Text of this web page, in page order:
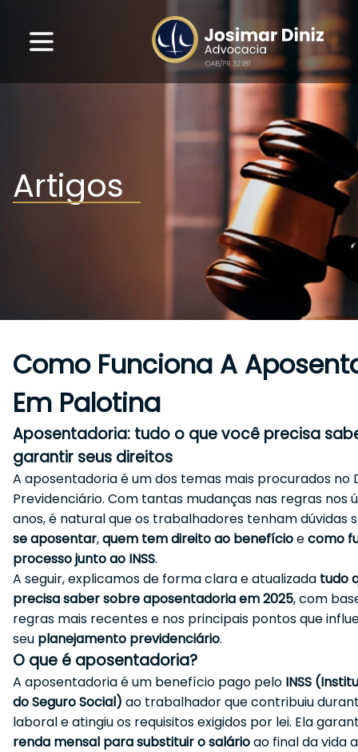
Artigos
Como Funciona A
Em Palotina
Aposentadoria: tudo o que você precisa
garantir seus direitos
A aposentadoria é um dos temas mais procurados no
Previdenciário. Com tantas mudanças nas regras nos
anos, é natural que os trabalhadores tenham dúvidas
se aposentar,quem tem direito ao benefícioecomo
processo junto ao INSS.
A seguir, explicamos de forma clara e atualizada tudo
precisa saber sobre aposentadoria em 2025, com
regras mais recentes e nos principais pontos que
seu planejamento previdenciário.
O que é aposentadoria?
A aposentadoria é um benefício pago pelo INSS
do Seguro Social) ao trabalhador que contribuiu
laboral e atingiu os requisitos exigidos por lei. Ela
renda mensal para substituir o salárioao final da vida